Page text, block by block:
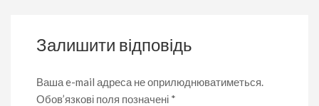
Залишити відповідь
Ваша e-mail адреса не оприлюднюватиметься.
Обов’язкові поля позначені *